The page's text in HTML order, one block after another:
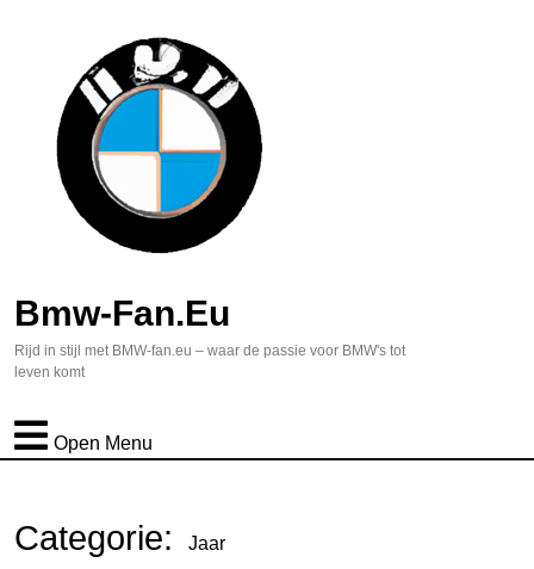
Bmw-Fan.eu
Rijd in stijl met BMW-fan.eu – waar de passie voor BMW's tot
leven komt
Open Menu
Categorie: Jaar